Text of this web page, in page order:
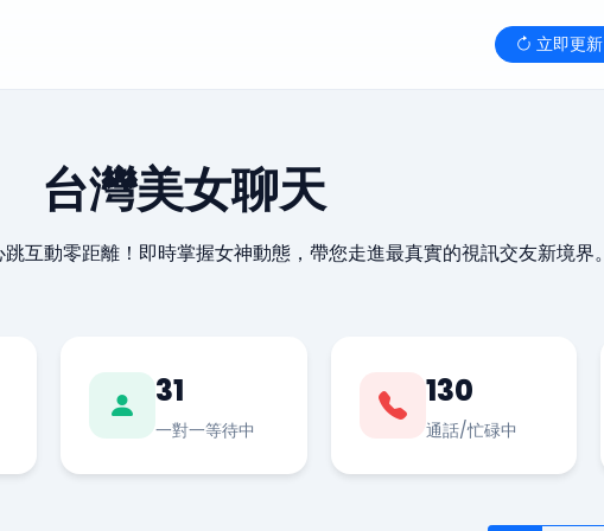
立即更新
台灣美女聊天
互動零距離！即時掌握女神動態，帶您走進最真實的視訊交友新境界。
31
一對一等待中
130
通話/忙碌中